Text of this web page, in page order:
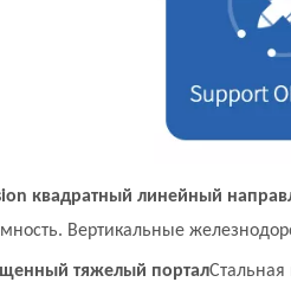
квадратный линейный
Вертикальные
тяжелый порталСтальная